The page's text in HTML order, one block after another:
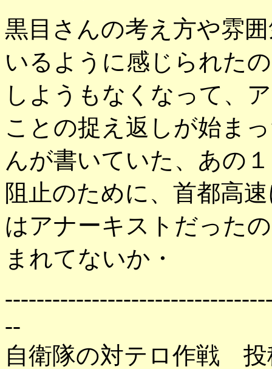
黒目さんの考え方や雰
いるように感じられた
しようもなくなって、
ことの捉え返しが始ま
んが書いていた、あの
阻止のために、首都高
はアナーキストだった
まれてないか・
--
自衛隊の対テロ作戦